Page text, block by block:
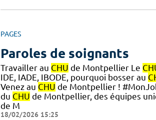
PAGES
Paroles de soignants
Travailler au CHU de Montpellier Le
IDE, IADE, IBODE, pourquoi bosser au
Venez au CHU de Montpellier !
du CHU de Montpellier, des équipes
de M
18/02/2026 15:25